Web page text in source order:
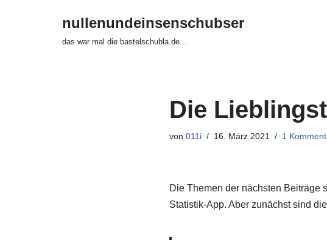
nullenundeinsenschubser
das war mal die bastelschubla.de...
Die
von 011i 16. März 2021 1
Die Themen der nächsten Beiträge
Statistik-App. Aber zunächst sind